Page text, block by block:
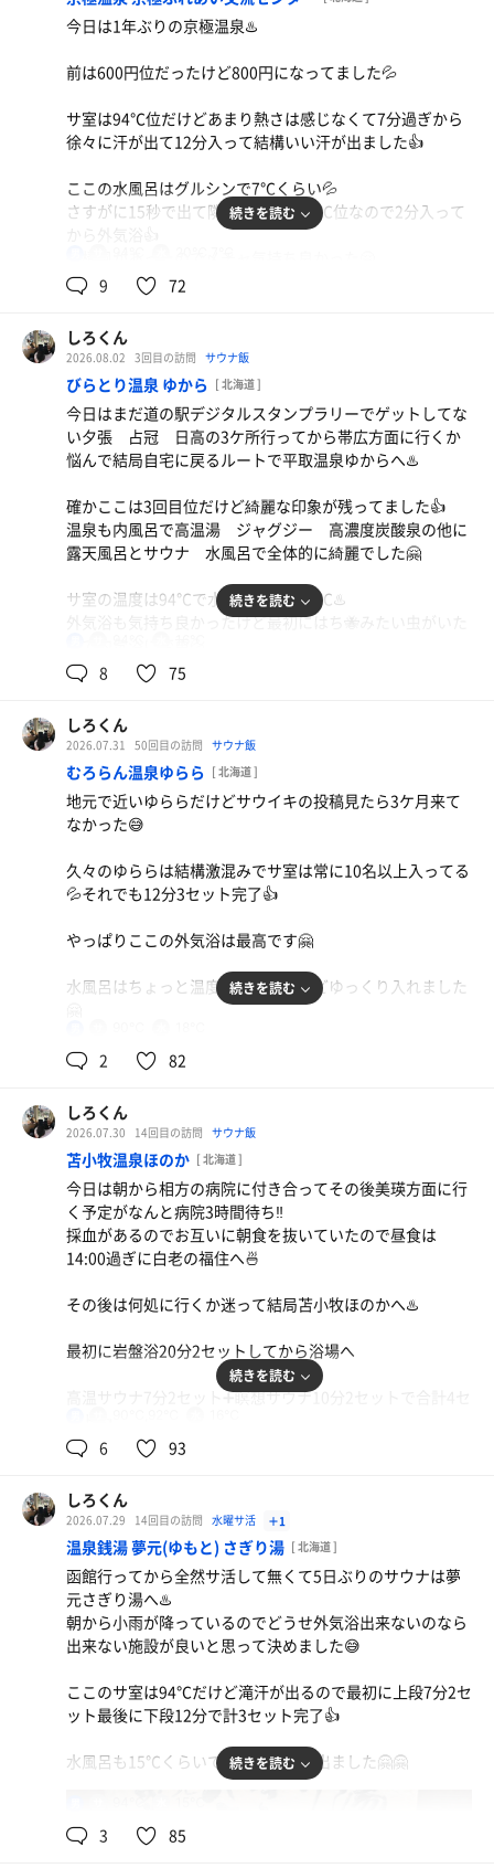
そば弁当
普通でした
水
んだけどその水配管のダクト？の上に巣がありました🤗
ましたよ🤲
今日は1年ぶりの京極温泉♨️
前は600円位だったけど800円になってました💦
サ室は94℃位だけどあまり熱さは感じなくて7分過ぎから
徐々に汗が出て12分入って結構いい汗が出ました👍
ここの水風呂はグルシンで7℃くらい💦
さすがに15秒で出て隣の岩風呂が20℃位なので2分入って
セット とにかく水風呂と外気浴が気持ち良かった👍
９月から2〜3ケ月改修工事が入るみたいで休館になるって
言ってました♨️‼️
続きを読む
9 72
しろくん
2026.08.02 3回目の訪問 サウナ飯
びらとり温泉 ゆから [ 北海道 ]
今日はまだ道の駅デジタルスタンプラリーでゲットしてな
い夕張 占冠 日高の3ケ所行ってから帯広方面に行くか
悩んで結局自宅に戻るルートで平取温泉ゆからへ♨️
確かここは3回目位だけど綺麗な印象が残ってました👍
温泉も内風呂で高温湯 ジャグジー 高濃度炭酸泉の他に
露天風呂とサウナ 水風呂で全体的に綺麗でした🤗
サ室の温度は94℃で水風呂は体感16℃♨️
外気浴も気持ち良かったけど最初にはち🐝みたい虫がいた
した🤗サ飯は施設内で平取和牛のハンバーグ定食を食べた
けど美味しかった🤗🤗
続きを読む
8 75
しろくん
2026.07.31 50回目の訪問 サウナ飯
むろらん温泉ゆらら [ 北海道 ]
地元で近いゆららだけどサウイキの投稿見たら3ケ月来て
なかった😅
久々のゆららは結構激混みでサ室は常に10名以上入ってる
💦それでも12分3セット完了👍
やっぱりここの外気浴は最高です🤗
水風呂はちょっと温度が高かったけどゆっくり入れました
続きを読む
2 82
しろくん
2026.07.30 14回目の訪問 サウナ飯
苫小牧温泉ほのか [ 北海道 ]
今日は朝から相方の病院に付き合ってその後美瑛方面に行
く予定がなんと病院3時間待ち‼️
採血があるのでお互いに朝食を抜いていたので昼食は
14:00過ぎに白老の福住へ🍜
その後は何処に行くか迷って結局苫小牧ほのかへ♨️
最初に岩盤浴20分2セットしてから浴場へ
高温サウナ7分2セット➕瞑想サウナ10分2セットで合計4セ
続きを読む
6 93
しろくん
2026.07.29 14回目の訪問 水曜サ活 ＋1
温泉銭湯 夢元(ゆもと) さぎり湯 [ 北海道 ]
函館行ってから全然サ活して無くて5日ぶりのサウナは夢
元さぎり湯へ♨️
朝から小雨が降っているのでどうせ外気浴出来ないのなら
出来ない施設が良いと思って決めました😅
ここのサ室は94℃だけど滝汗が出るので最初に上段7分2セ
ット最後に下段12分で計3セット完了👍
水風呂も15℃くらいで大量にあまみ出ました🤗🤗
続きを読む
3 85